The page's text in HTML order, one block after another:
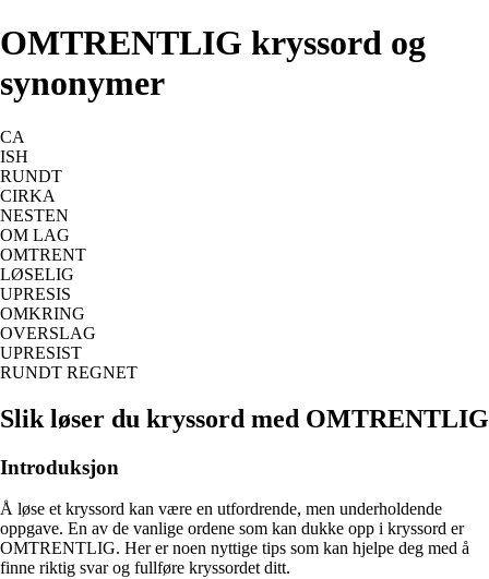
OMTRENTLIG kryssord og
synonymer
CA
ISH
RUNDT
CIRKA
NESTEN
OM LAG
OMTRENT
LØSELIG
UPRESIS
OMKRING
OVERSLAG
UPRESIST
RUNDT REGNET
Slik løser du kryssord med OMTRENTLIG
Introduksjon
Å løse et kryssord kan være en utfordrende, men underholdende
oppgave. En av de vanlige ordene som kan dukke opp i kryssord er
OMTRENTLIG. Her er noen nyttige tips som kan hjelpe deg med å
finne riktig svar og fullføre kryssordet ditt.